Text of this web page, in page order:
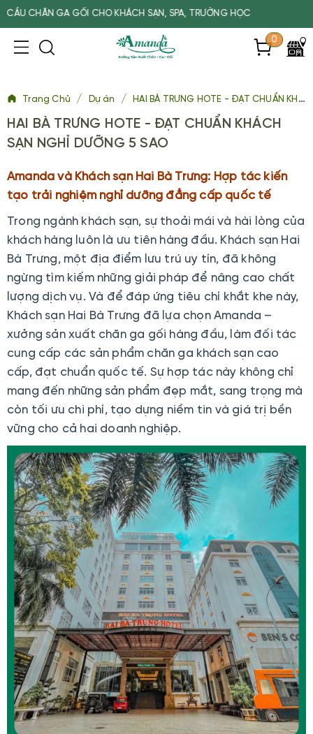
GỐI CHO KHÁCH SẠN, SPA, TRƯỜNG HỌC
0
Trang Chủ / Dự án / HAI BÀ TRƯNG HOTE - ĐẠT CHUẨN KHÁCH SẠN NGHỈ DƯỠNG 5 SAO
HAI BÀ TRƯNG HOTE - ĐẠT CHUẨN KHÁCH
SẠN NGHỈ DƯỠNG 5 SAO
Amanda và Khách sạn Hai Bà Trưng: Hợp tác kiến
tạo trải nghiệm nghỉ dưỡng đẳng cấp quốc tế
Trong ngành khách sạn, sự thoải mái và hài lòng của
khách hàng luôn là ưu tiên hàng đầu. Khách sạn Hai
Bà Trưng, một địa điểm lưu trú uy tín, đã không
ngừng tìm kiếm những giải pháp để nâng cao chất
lượng dịch vụ. Và để đáp ứng tiêu chí khắt khe này,
Khách sạn Hai Bà Trưng đã lựa chọn Amanda –
xưởng sản xuất chăn ga gối hàng đầu, làm đối tác
cung cấp các sản phẩm chăn ga khách sạn cao
cấp, đạt chuẩn quốc tế. Sự hợp tác này không chỉ
mang đến những sản phẩm đẹp mắt, sang trọng mà
còn tối ưu chi phí, tạo dựng niềm tin và giá trị bền
vững cho cả hai doanh nghiệp.